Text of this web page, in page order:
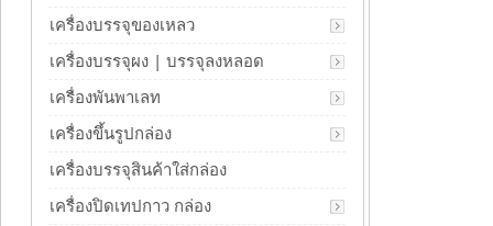
เครื่องบรรจุของเหลว
เครื่องบรรจุผง | บรรจุลงหลอด
เครื่องพันพาเลท
เครื่องขึ้นรูปกล่อง
เครื่องบรรจุสินค้าใส่กล่อง
เครื่องปิดเทปกาว กล่อง